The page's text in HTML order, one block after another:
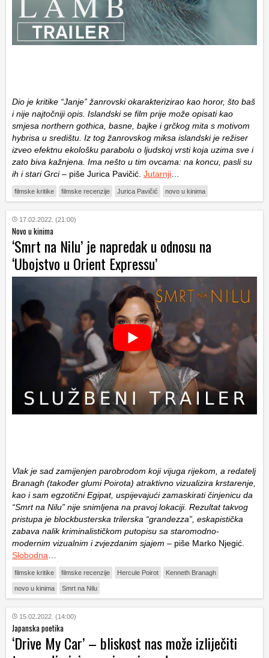
Dio je kritike “Janje” žanrovski okarakterizirao kao horor, što baš
i nije najtočniji opis. Islandski se film prije može opisati kao
smjesa northern gothica, basne, bajke i grčkog mita s motivom
hybrisa u središtu. Iz tog žanrovskog miksa islandski je režiser
izveo efektnu ekološku parabolu o ljudskoj vrsti koja uzima sve i
zato biva kažnjena. Ima nešto u tim ovcama: na koncu, pasli su
ih i stari Grci– piše Jurica Pavičić. Jutarnji
filmske kritike filmske recenzije Jurica Pavičić novo u kinima
17.02.2022. (21:00)
Novo u kinima
‘Smrt na Nilu’ je napredak u odnosu na
‘Ubojstvo u Orient Expressu’
Vlak je sad zamijenjen parobrodom koji vijuga rijekom, a redatelj
Branagh (također glumi Poirota) atraktivno vizualizira krstarenje,
kao i sam egzotični Egipat, uspijevajući zamaskirati činjenicu da
“Smrt na Nilu” nije snimljena na pravoj lokaciji. Rezultat takvog
pristupa je blockbusterska trilerska “grandezza”, eskapistička
zabava nalik kriminalističkom putopisu sa staromodno-
modernim vizualnim i zvjezdanim sjajem – piše Marko Njegić.
Slobodna
filmske kritike filmske recenzije Hercule Poirot Kenneth Branagh
novo u kinima Smrt na Nilu
15.02.2022. (14:00)
Japanska poetika
‘Drive My Car’ – bliskost nas može izliječiti